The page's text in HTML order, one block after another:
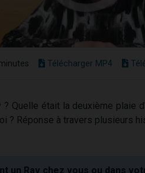
Télécharger MP4
? Quelle était la deuxième plaie
? Réponse à travers plusieurs
un Rav chez vous ou dans